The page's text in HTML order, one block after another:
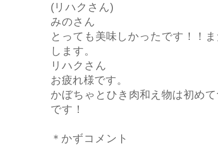
(リハクさん)
みのさん
とっても美味しかったです！！
します。
リハクさん
お疲れ様です。
かぼちゃとひき肉和え物は初め
です！
＊かずコメント